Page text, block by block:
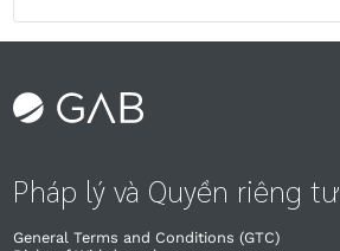
Pháp lý và Quyền riêng tư
General Terms and Conditions (GTC)